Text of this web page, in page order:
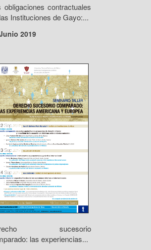
obligaciones contractuales
Instituciones de Gayo:...
2019
sucesorio
las experiencias...